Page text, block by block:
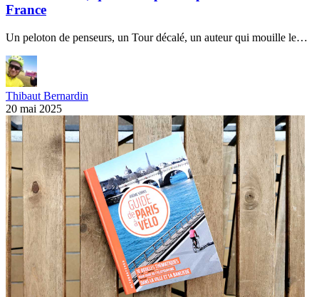
France
Un peloton de penseurs, un Tour décalé, un auteur qui mouille le…
Thibaut Bernardin
20 mai 2025